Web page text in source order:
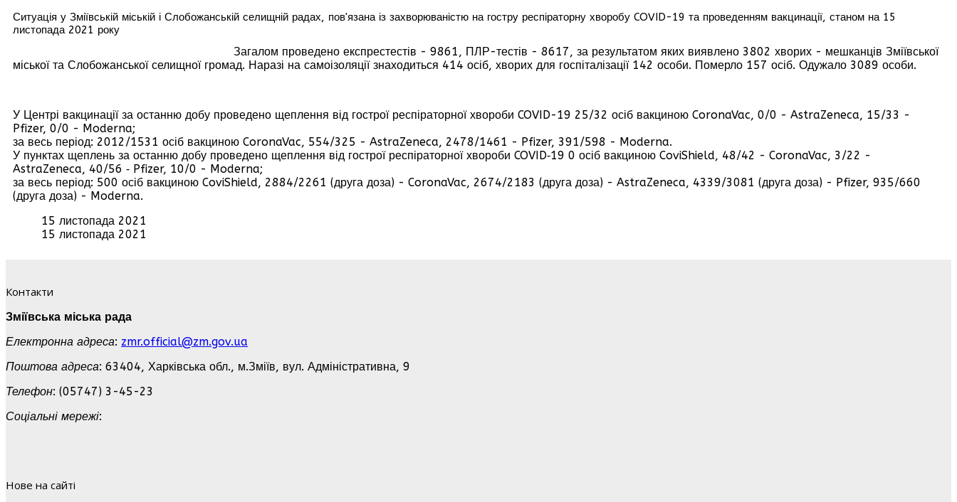
Ситуація у Зміївській міській і Слобожанській селищній радах, пов'язана із захворюваністю на гостру респіраторну хворобу COVID-19 та проведенням вакцинації, станом на 15
листопада 2021 року
Загалом проведено експрестестів - 9861, ПЛР-тестів - 8617, за результатом яких виявлено 3802 хворих - мешканців Зміївської
міської та Слобожанської селищної громад. Наразі на самоізоляції знаходиться 414 осіб, хворих для госпіталізації 142 особи. Померло 157 осіб. Одужало 3089 особи.
У Центрі вакцинації за останню добу проведено щеплення від гострої респіраторної хвороби COVID-19 25/32 осіб вакциною CoronaVac, 0/0 - AstraZeneca, 15/33 -
Pfizer, 0/0 - Moderna;
за весь період: 2012/1531 осіб вакциною CoronaVac, 554/325 - AstraZeneca, 2478/1461 - Pfizer, 391/598 - Moderna.
У пунктах щеплень за останню добу проведено щеплення від гострої респіраторної хвороби COVID‑19 0 осіб вакциною CoviShield, 48/42 - CoronaVac, 3/22 -
AstraZeneca, 40/56 ‑ Pfizer, 10/0 - Moderna;
за весь період: 500 осіб вакциною CoviShield, 2884/2261 (друга доза) - CoronaVac, 2674/2183 (друга доза) - AstraZeneca, 4339/3081 (друга доза) - Pfizer, 935/660
(друга доза) - Moderna.
15 листопада 2021
15 листопада 2021
Контакти
Зміївська міська рада
Електронна адреса: zmr.official@zm.gov.ua
Поштова адреса: 63404, Харківська обл., м.Зміїв, вул. Адміністративна, 9
Телефон: (05747) 3-45-23
Соціальні мережі:
Нове на сайті